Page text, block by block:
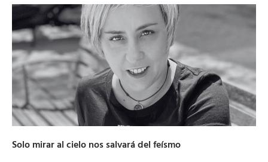
Solo mirar al cielo nos salvará del feísmo